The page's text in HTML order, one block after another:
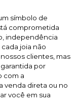
símbolo de
comprometida
independência
joia não
clientes, mas
por
com a
venda direta ou no
você em sua